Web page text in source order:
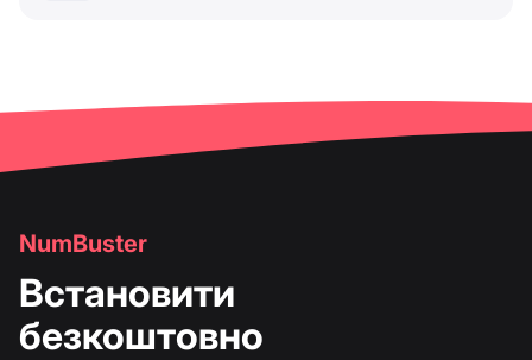
NumBuster
Встановити
безкоштовно